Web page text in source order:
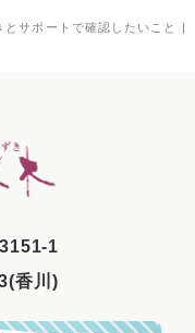
とサポートで確認したいこと |
1
香川)